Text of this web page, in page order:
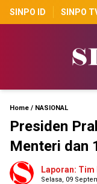
SINPO ID SINPO
Home / NASIONAL
Presiden
Menteri dan
Laporan: Tim
Selasa, 09